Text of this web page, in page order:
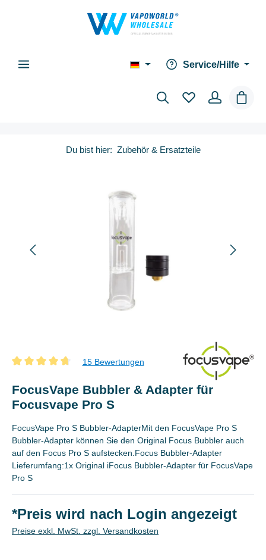
Service/Hilfe
Du bist hier: Zubehör & Ersatzteile
Durchschnittliche Bewertung von 4.8 von 5 Sternen
15 Bewertungen
FocusVape Bubbler & Adapter für
Focusvape Pro S
FocusVape Pro S Bubbler-AdapterMit den FocusVape Pro S
Bubbler-Adapter können Sie den Original Focus Bubbler auch
auf den Focus Pro S aufstecken.Focus Bubbler-Adapter
Lieferumfang:1x Original iFocus Bubbler-Adapter für FocusVape
Pro S
*Preis wird nach Login angezeigt
Preise exkl. MwSt. zzgl. Versandkosten